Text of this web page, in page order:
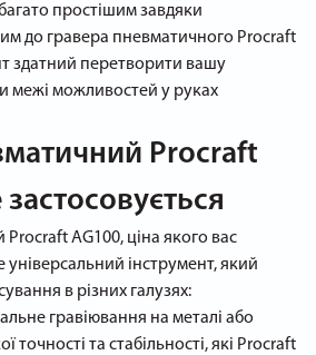
простішим завдяки
до гравера пневматичного Procraft
здатний перетворити вашу
межі можливостей у руках
Procraft
AG100, ціна якого вас
інструмент, який
в різних галузях:
гравіювання на металі або
точності та стабільності, які Procraft